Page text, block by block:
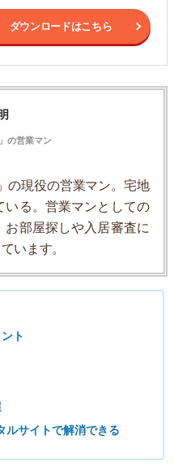
ダウンロードはこちら
の営業マン
の現役の営業マン。宅地
いる。営業マンとしての
部屋探しや入居審査に
います。
ト
ルサイトで解消できる